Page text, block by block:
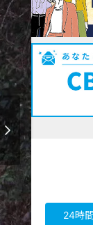
24時